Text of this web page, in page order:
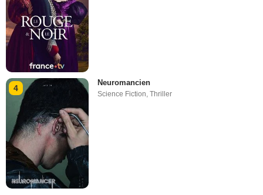
4
Neuromancien
Science Fiction ,Thriller